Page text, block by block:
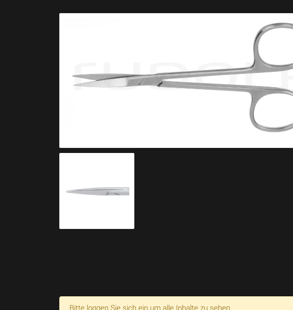
Bitte loggen Sie sich ein um alle Inhalte zu sehen